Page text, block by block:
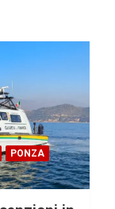
PONZA